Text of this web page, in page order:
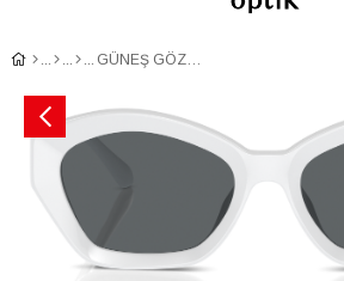
GÜNEŞ GÖZLÜĞÜ MİCHAELKORS MK2209U 31008754